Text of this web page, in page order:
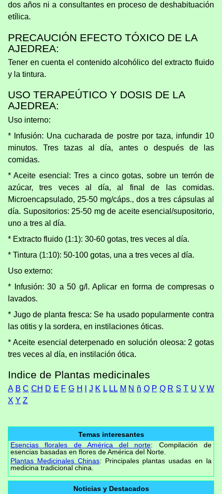
dos años ni a consultantes en proceso de deshabituación
etílica.
PRECAUCIÓN EFECTO TÓXICO DE LA
AJEDREA:
Tener en cuenta el contenido alcohólico del extracto fluido
y la tintura.
USO TERAPEÚTICO Y DOSIS DE LA
AJEDREA:
Uso interno:
* Infusión: Una cucharada de postre por taza, infundir 10
minutos. Tres tazas al día, antes o después de las
comidas.
* Aceite esencial: Tres a cinco gotas, sobre un terrón de
azúcar, tres veces al día, al final de las comidas.
Microencapsulado, 25-50 mg/cáps., dos a tres cápsulas al
día. Supositorios: 25-50 mg de aceite esencial/supositorio,
uno a tres al día.
* Extracto fluido (1:1): 30-60 gotas, tres veces al día.
* Tintura (1:10): 50-100 gotas, una a tres veces al día.
Uso externo:
* Infusión: 30 a 50 g/l. Aplicar en forma de compresas o
lavados.
* Jugo de planta fresca: Se ha usado popularmente contra
las otitis y la sordera, en instilaciones óticas.
* Aceite esencial deterpenado en solución oleosa: 2 gotas
tres veces al día, en instilación ótica.
Indice de Plantas medicinales
A B C CH D E F G H J K L LL M N ñ O P Q R S T U V W
X Y Z
Temas interesantes
Esencias florales de América del norte: Compilación de
esencias basadas en flores de América del Norte.
Plantas Medicinales Chinas: Principales plantas usadas en la
medicina tradicional china.
Noticias y Destacados